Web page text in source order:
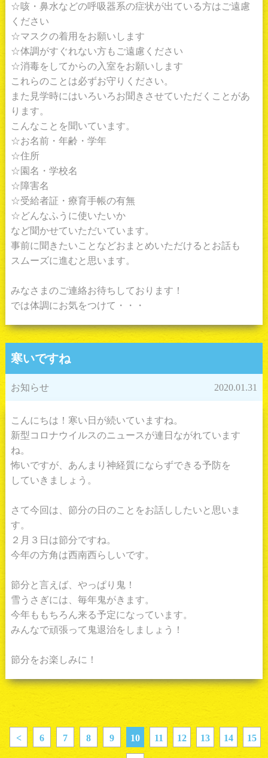
☆咳・鼻水などの呼吸器系の症状が出ている方はご遠慮
ください
☆マスクの着用をお願いします
☆体調がすぐれない方もご遠慮ください
☆消毒をしてからの入室をお願いします
これらのことは必ずお守りください。
また見学時にはいろいろお聞きさせていただくことがあ
ります。
こんなことを聞いています。
☆お名前・年齢・学年
☆住所
☆園名・学校名
☆障害名
☆受給者証・療育手帳の有無
☆どんなふうに使いたいか
など聞かせていただいています。
事前に聞きたいことなどおまとめいただけるとお話も
スムーズに進むと思います。
みなさまのご連絡お待ちしております！
では体調にお気をつけて・・・
寒いですね
お知らせ 2020.01.31
こんにちは！寒い日が続いていますね。
新型コロナウイルスのニュースが連日ながれています
ね。
怖いですが、あんまり神経質にならずできる予防を
していきましょう。
さて今回は、節分の日のことをお話ししたいと思いま
す。
２月３日は節分ですね。
今年の方角は西南西らしいです。
節分と言えば、やっぱり鬼！
雪うさぎには、毎年鬼がきます。
今年ももちろん来る予定になっています。
みんなで頑張って鬼退治をしましょう！
節分をお楽しみに！
< 6 7 8 9 10 11 12 13 14 15